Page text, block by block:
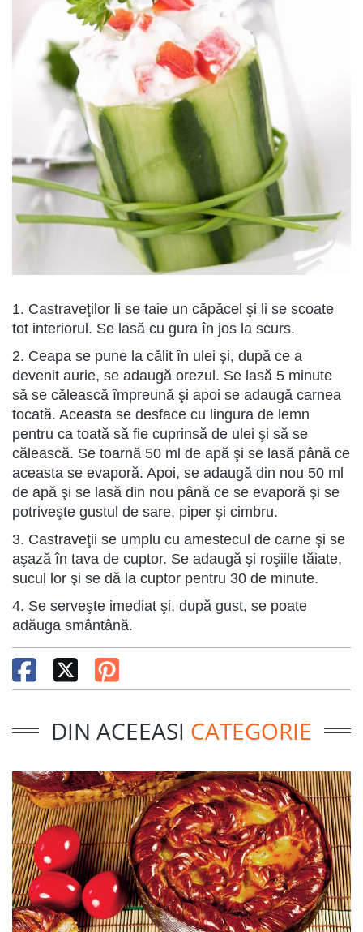
1. Castraveţilor li se taie un căpăcel şi li se scoate
tot interiorul. Se lasă cu gura în jos la scurs.
2. Ceapa se pune la călit în ulei şi, după ce a
devenit aurie, se adaugă orezul. Se lasă 5 minute
să se călească împreună şi apoi se adaugă carnea
tocată. Aceasta se desface cu lingura de lemn
pentru ca toată să fie cuprinsă de ulei şi să se
călească. Se toarnă 50 ml de apă şi se lasă până ce
aceasta se evaporă. Apoi, se adaugă din nou 50 ml
de apă şi se lasă din nou până ce se evaporă şi se
potriveşte gustul de sare, piper şi cimbru.
3. Castraveţii se umplu cu amestecul de carne şi se
aşază în tava de cuptor. Se adaugă şi roşiile tăiate,
sucul lor şi se dă la cuptor pentru 30 de minute.
4. Se serveşte imediat şi, după gust, se poate
adăuga smântână.
DIN ACEEASI CATEGORIE